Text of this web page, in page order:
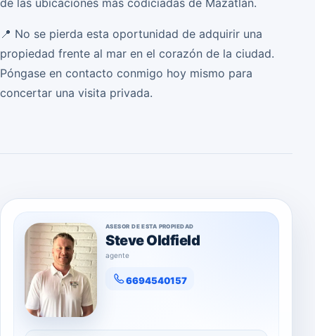
de las ubicaciones más codiciadas de Mazatlán.
📍 No se pierda esta oportunidad de adquirir una
propiedad frente al mar en el corazón de la ciudad.
Póngase en contacto conmigo hoy mismo para
concertar una visita privada.
ASESOR DE ESTA PROPIEDAD
Steve Oldfield
agente
6694540157